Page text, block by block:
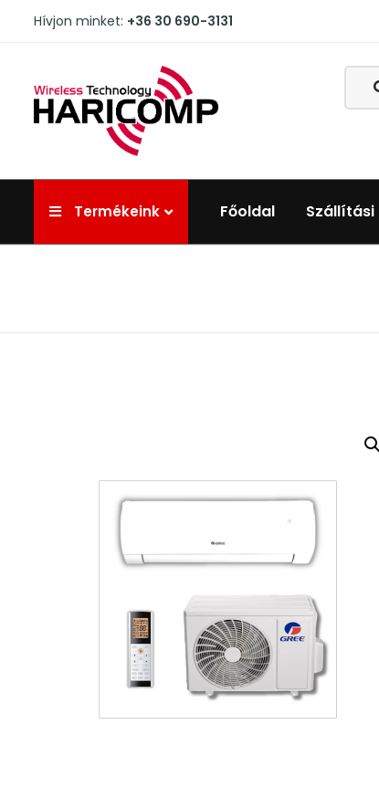
Hívjon minket: +36 30 690-3131
Termékeink Főoldal